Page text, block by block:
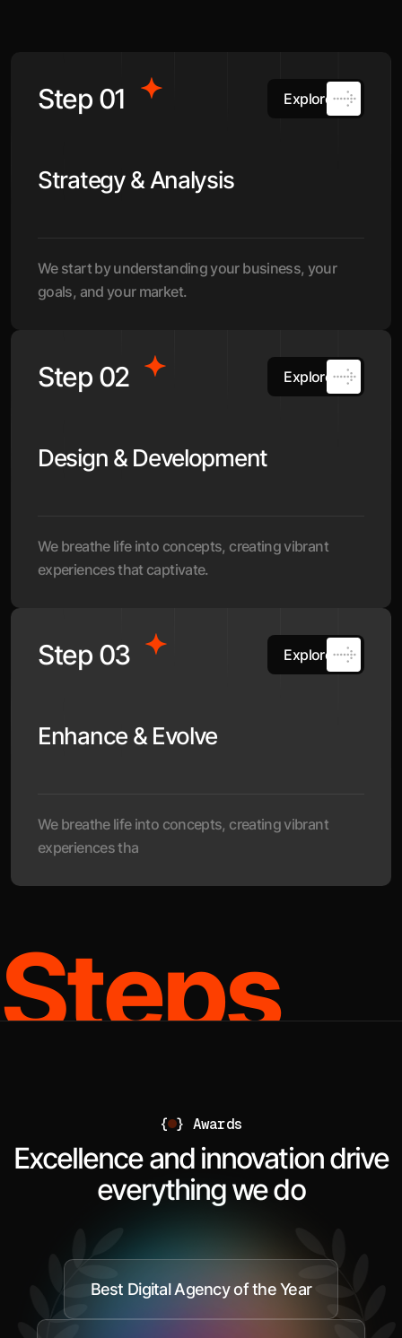
Step 01 Explore
Strategy & Analysis
We start by understanding your business, your
goals, and your market.
Step 02 Explore
Design & Development
We breathe life into concepts, creating vibrant
experiences that captivate.
Step 03 Explore
Enhance & Evolve
We breathe life into concepts, creating vibrant
experiences tha
Steps
{ } Awards
Excellence and innovation drive
everything we do
Best Digital Agency of the Year